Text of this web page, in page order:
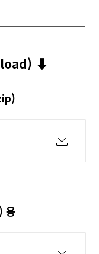
⬇︎
용